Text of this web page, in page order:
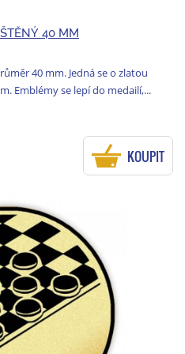
40 MM
40 mm. Jedná se o zlatou
Emblémy se lepí do medailí,...
KOUPIT